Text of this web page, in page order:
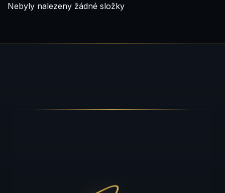
Nebyly nalezeny žádné složky